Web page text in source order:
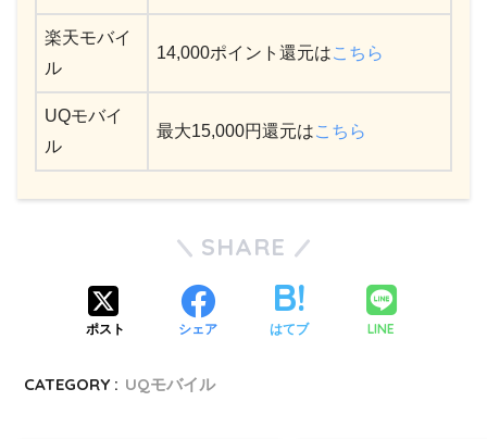
楽天モバイ
ル
14,000ポイント還元はこちら
UQモバイ
ル
最大15,000円還元はこちら
SHARE
ポスト シェア はてブ LINE
CATEGORY : UQモバイル